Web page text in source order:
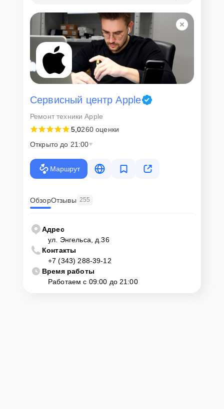
Сервисный центр Apple
Ремонт техники Apple
5,0260 оценки
Открыто до 21:00
Маршрут
ОбзорОтзывы 255
Адрес
ул. Энгельса, д.36
Контакты
+7 (343) 288-39-12
Время работы
Работаем с 09:00 до 21:00